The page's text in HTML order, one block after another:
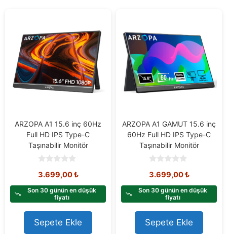
ARZOPA A1 15.6 inç 60Hz
Full HD IPS Type-C
Taşınabilir Monitör
o
t
f
5
3.699,00₺
Son 30 günün en düşük
fiyatı
Sepete Ekle
ARZOPA A1 GAMUT 15.6 inç
60Hz Full HD IPS Type-C
Taşınabilir Monitör
o
t
f
5
3.699,00₺
Son 30 günün en düşük
fiyatı
Sepete Ekle